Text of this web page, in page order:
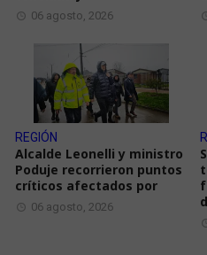
06 agosto, 2026
REGIÓN
Alcalde Leonelli y ministro
Poduje recorrieron puntos
críticos afectados por
06 agosto, 2026